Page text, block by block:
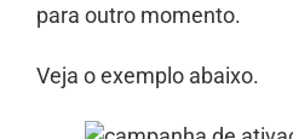
para outro momento.
Veja o exemplo abaixo.